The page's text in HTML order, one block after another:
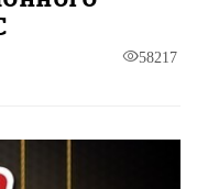
58217